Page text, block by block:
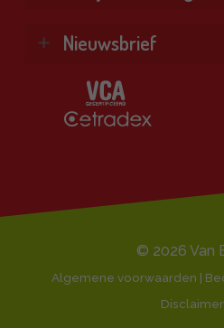
Combinatietoestellen
Bekijk alle producten ❯
Veel gestelde vragen
Al onze diensten ❯
Vind je antwoord
Naar de klantenservice
Nieuwsbrief
Ontvang de beste
advies.
© 2026 Van
Algemene voorwaarden |
Disclaimer